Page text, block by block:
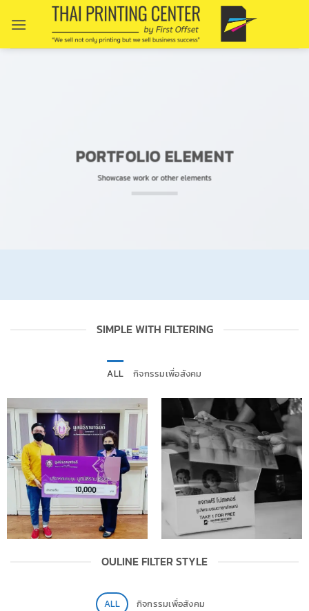
PORTFOLIO ELEMENT
Showcase work or other elements
SIMPLE WITH FILTERING
ALL กิจกรรมเพื่อสังคม
OULINE FILTER STYLE
ALL กิจกรรมเพื่อสังคม